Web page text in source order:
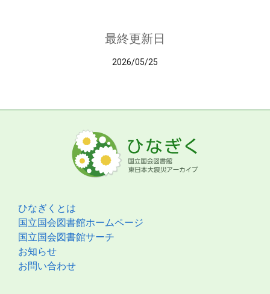
最終更新日
2026/05/25
ひなぎくとは
国立国会図書館ホームページ
国立国会図書館サーチ
お知らせ
お問い合わせ